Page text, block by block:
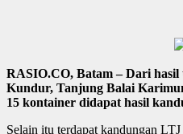
RASIO.CO, Batam – Dari
Kundur, Tanjung Balai
15 kontainer didapat hasil
Selain itu terdapat kandungan